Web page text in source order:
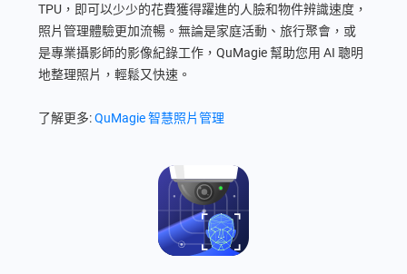
TPU，即可以少少的花費獲得躍進的人臉和物件辨識速度，
照片管理體驗更加流暢。無論是家庭活動、旅行聚會，或
是專業攝影師的影像紀錄工作，QuMagie 幫助您用 AI 聰明
地整理照片，輕鬆又快速。
了解更多:QuMagie 智慧照片管理